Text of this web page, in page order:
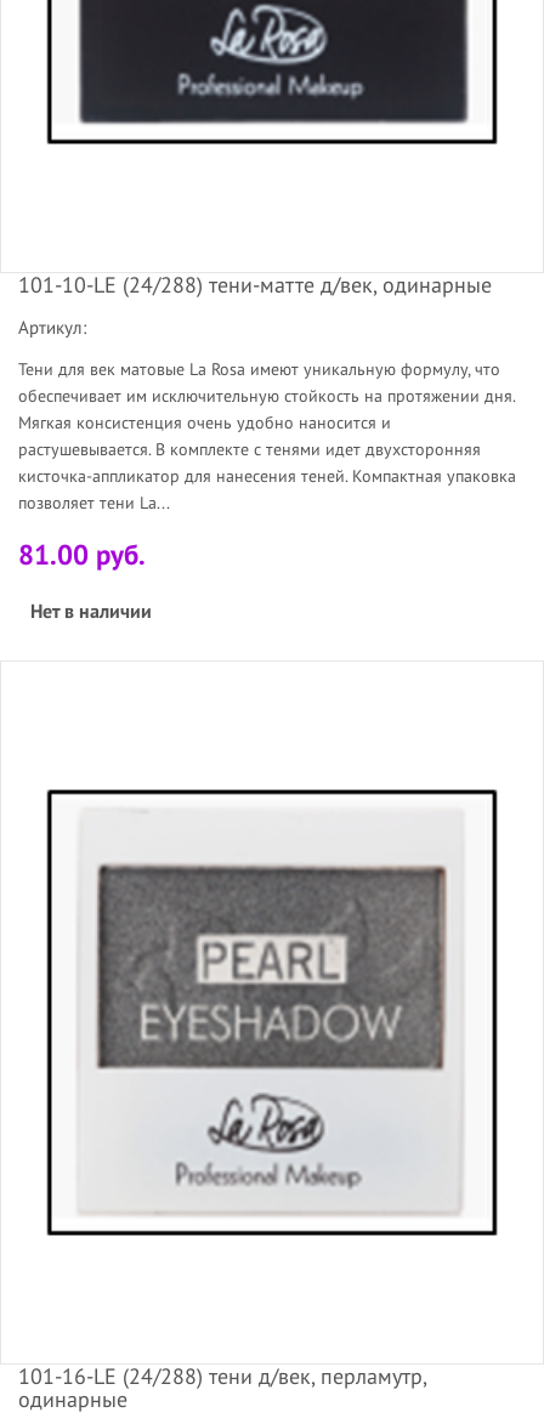
101-10-LE (24/288) тени-матте д/век, одинарные
Артикул:
Тени для век матовые La Rosa имеют уникальную формулу, что
обеспечивает им исключительную стойкость на протяжении дня.
Мягкая консистенция очень удобно наносится и
растушевывается. В комплекте с тенями идет двухсторонняя
кисточка-аппликатор для нанесения теней. Компактная упаковка
позволяет тени La...
81.00 руб.
Нет в наличии
101-16-LE (24/288) тени д/век, перламутр,
одинарные